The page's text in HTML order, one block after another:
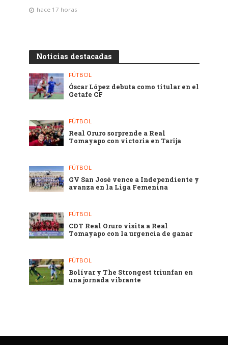
hace 17 horas
Noticias destacadas
FÚTBOL
Óscar López debuta como titular en el
Getafe CF
FÚTBOL
Real Oruro sorprende a Real
Tomayapo con victoria en Tarija
FÚTBOL
GV San José vence a Independiente y
avanza en la Liga Femenina
FÚTBOL
CDT Real Oruro visita a Real
Tomayapo con la urgencia de ganar
FÚTBOL
Bolívar y The Strongest triunfan en
una jornada vibrante